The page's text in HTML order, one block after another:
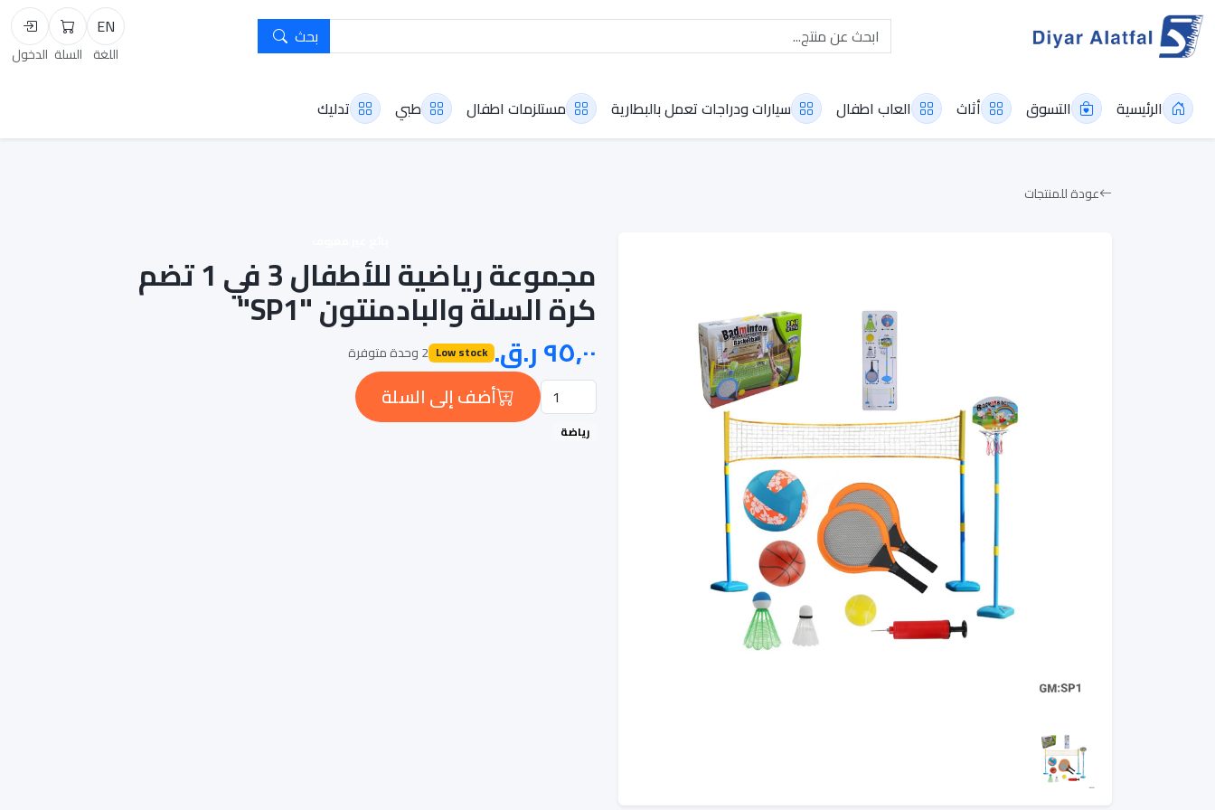
بحث EN
اللغة
السلة
السلة الدخول
الرئيسية التسوق أثاث العاب اطفال سيارات ودراجات تعمل بالبطارية مستلزمات اطفال طبي تدليك
عودة للمنتجات
مجموعة رياضية للأطفال 3 في 1 تضم
كرة السلة والبادمنتون "SP1"
Low stock 2 وحدة متوفرة
أضف إلى السلة
رياضة